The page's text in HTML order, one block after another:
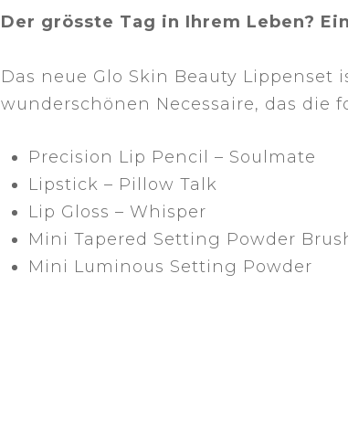
Der grösste Tag in Ihrem Leben?
Das neue Glo Skin Beauty
wunderschönen Necessaire, das die
Precision Lip Pencil – Soulmate
Lipstick – Pillow Talk
Lip Gloss – Whisper
Mini Tapered Setting Powder
Mini Luminous Setting Powder